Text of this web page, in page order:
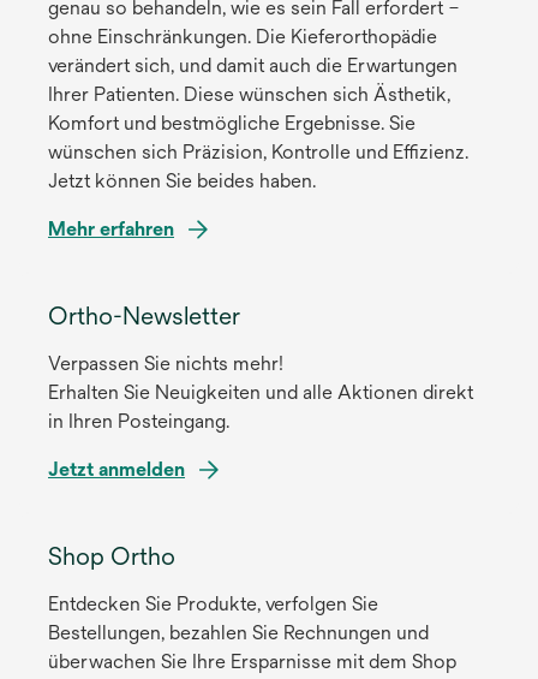
e
r
k
a
r
t
e
e
f
n
e
t
genau so behandeln, wie es sein Fall erfordert –
ohne Einschränkungen. Die Kieferorthopädie
verändert sich, und damit auch die Erwartungen
Ihrer Patienten. Diese wünschen sich Ästhetik,
Komfort und bestmögliche Ergebnisse. Sie
wünschen sich Präzision, Kontrolle und Effizienz.
Jetzt können Sie beides haben.
Mehr erfahren
neuen
Registerkarte
geöffnet
Ortho-Newsletter
Verpassen Sie nichts mehr!
Erhalten Sie Neuigkeiten und alle Aktionen direkt
in Ihren Posteingang.
Jetzt anmelden
neuen
Registerkarte
geöffnet
Shop Ortho
Entdecken Sie Produkte, verfolgen Sie
Bestellungen, bezahlen Sie Rechnungen und
überwachen Sie Ihre Ersparnisse mit dem Shop